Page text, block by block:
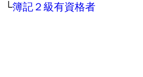
└簿記２級有資格者